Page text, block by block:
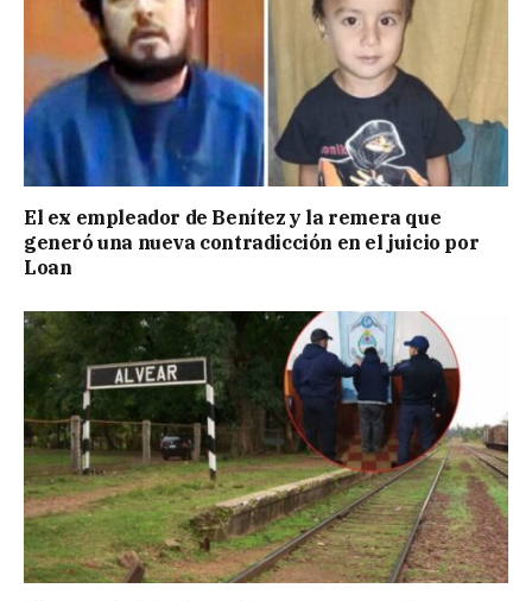
El ex empleador de Benítez y la remera que
generó una nueva contradicción en el juicio por
Loan